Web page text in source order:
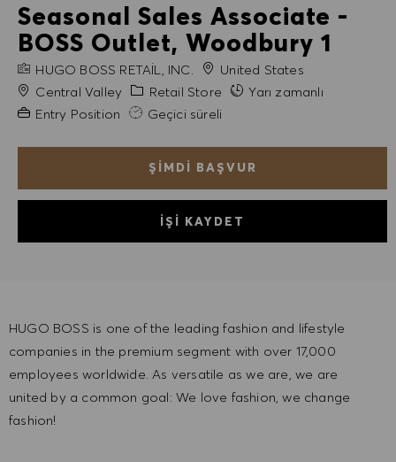
Seasonal Sales Associate -
BOSS Outlet, Woodbury 1
FIRMA ADI
HUGO BOSS RETAIL, INC.
United States
ŞehirCentral Valley Kategori
Retail Store
Yarı zamanlı
Gerekli Deneyim
Entry Position Geçici süreli
ŞIMDI BAŞVUR
İŞI KAYDET
HUGO BOSS is one of the leading fashion and lifestyle
companies in the premium segment with over 17,000
employees worldwide. As versatile as we are, we are
united by a common goal: We love fashion, we change
fashion!